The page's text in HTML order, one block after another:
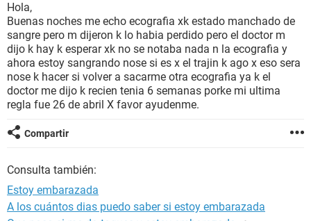
BIENESTAR
SEXUALIDAD
GLOSARIO
Hola,
Buenas noches me echo ecografia xk estado manchado de
sangre pero m dijeron k lo habia perdido pero el doctor m
dijo k hay k esperar xk no se notaba nada n la ecografia y
ahora estoy sangrando nose si es x el trajin k ago x eso sera
nose k hacer si volver a sacarme otra ecografia ya k el
doctor me dijo k recien tenia 6 semanas porke mi ultima
regla fue 26 de abril X favor ayudenme.
Compartir
Consulta también:
Estoy embarazada
A los cuántos dias puedo saber si estoy embarazada